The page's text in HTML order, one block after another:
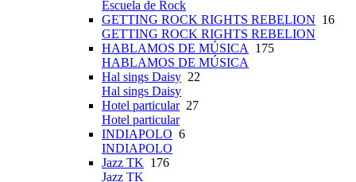
Escuela de Rock
GETTING ROCK RIGHTS REBELION 16
GETTING ROCK RIGHTS REBELION
HABLAMOS DE MÚSICA
175
HABLAMOS DE MÚSICA
Hal sings Daisy 22
Hal sings Daisy
Hotel particular27
Hotel particular
INDIAPOLO 6
INDIAPOLO
Jazz TK 176
Jazz TK